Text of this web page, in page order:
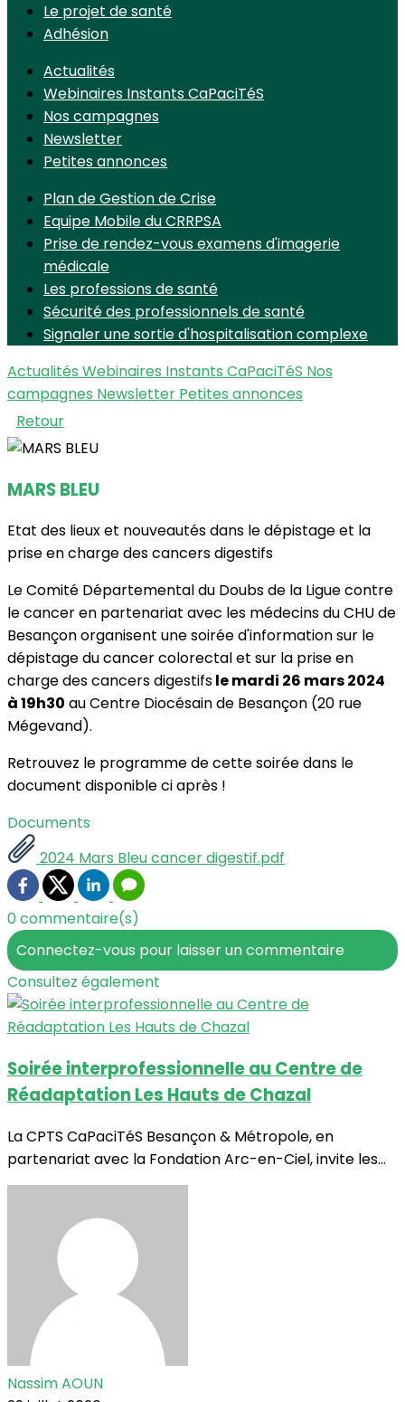
Le projet de santé
Adhésion
Actualités
Webinaires Instants CaPaciTéS
Nos campagnes
Newsletter
Petites annonces
Plan de Gestion de Crise
Equipe Mobile du CRRPSA
Prise de rendez-vous examens d'imagerie
médicale
Les professions de santé
Sécurité des professionnels de santé
Signaler une sortie d'hospitalisation complexe
Actualités Webinaires Instants CaPaciTéS Nos
campagnes Newsletter Petites annonces
Retour
MARS BLEU
Etat des lieux et nouveautés dans le dépistage et la
prise en charge des cancers digestifs
Le Comité Départemental du Doubs de la Ligue contre
le cancer en partenariat avec les médecins du CHU de
Besançon organisent une soirée d'information sur le
dépistage du cancer colorectal et sur la prise en
charge des cancers digestifsle mardi 26 mars 2024
à 19h30 au Centre Diocésain de Besançon (20 rue
Mégevand).
Retrouvez le programme de cette soirée dans le
document disponible ci après !
Documents
2024 Mars Bleu cancer digestif.pdf
0 commentaire(s)
Connectez-vous pour laisser un commentaire
Consultez également
Soirée interprofessionnelle au Centre de
Réadaptation Les Hauts de Chazal
La CPTS CaPaciTéS Besançon & Métropole, en
partenariat avec la Fondation Arc-en-Ciel, invite les...
Nassim AOUN